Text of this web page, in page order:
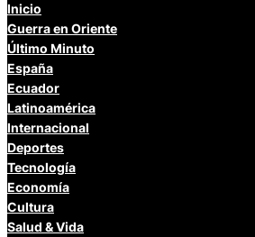
Inicio
Guerra en Oriente
Último Minuto
España
Ecuador
Latinoamérica
Internacional
Deportes
Tecnología
Economía
Cultura
Salud & Vida